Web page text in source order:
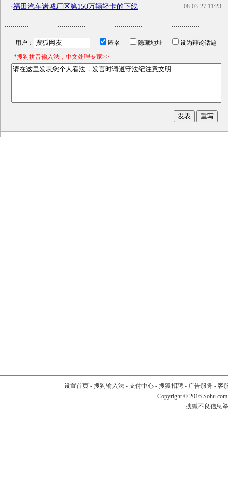
08-03-27 11:23
·福田汽车诸城厂区第150万辆轻卡的下线
用户： 匿名 隐藏地址
设为辩论话题
*搜狗拼音输入法，中文处理专家>>
设置首页- 搜狗输入法- 支付中心- 搜狐招聘- 广告服务 - 客
Copyright © 2016
搜狐不良信息